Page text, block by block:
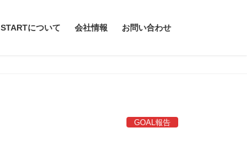
STARTについて 会社情報 お問い合わせ
GOAL報告